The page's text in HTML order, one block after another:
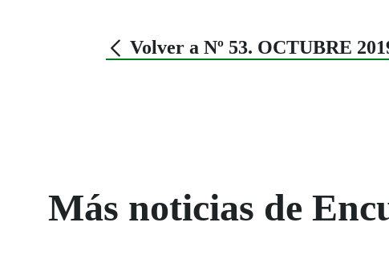
Volver a Nº 53. OCTUBRE
Más noticias de